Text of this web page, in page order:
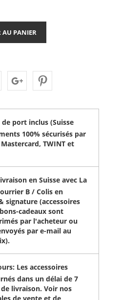
AU PANIER
port inclus (Suisse
100% sécurisés par
TWINT et
en Suisse avec La
B / Colis en
signature (accessoires
cadeaux sont
par l'acheteur ou
par e-mail au
Les accessoires
dans un délai de 7
livraison. Voir nos